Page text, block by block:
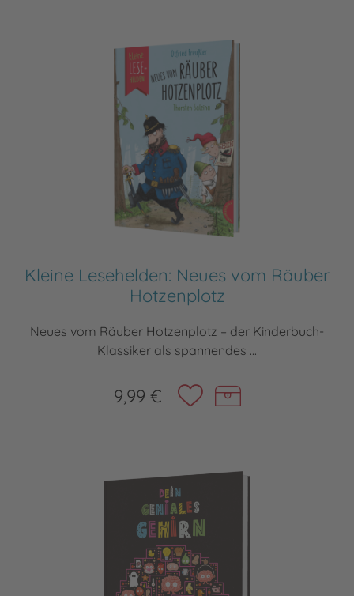
Kleine Lesehelden: Neues vom Räuber
Hotzenplotz
Neues vom Räuber Hotzenplotz – der Kinderbuch-
Klassiker als spannendes ...
9,99 €